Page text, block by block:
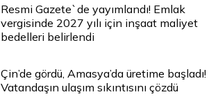
Resmi Gazete`de yayımlandı! Emlak
vergisinde 2027 yılı için inşaat maliyet
bedelleri belirlendi
Çin’de gördü, Amasya’da üretime başladı!
Vatandaşın ulaşım sıkıntısını çözdü